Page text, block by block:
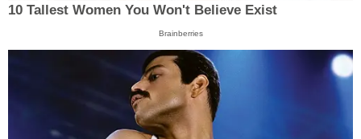
10 Tallest Women You Won't Believe Exist
Brainberries